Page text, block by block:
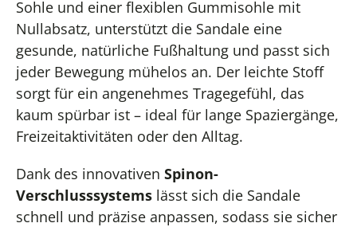
Sohle und einer flexiblen Gummisohle mit
Nullabsatz, unterstützt die Sandale eine
gesunde, natürliche Fußhaltung und passt sich
jeder Bewegung mühelos an. Der leichte Stoff
sorgt für ein angenehmes Tragegefühl, das
kaum spürbar ist – ideal für lange Spaziergänge,
Freizeitaktivitäten oder den Alltag.
Dank des innovativen Spinon-
Verschlusssystems lässt sich die Sandale
schnell und präzise anpassen, sodass sie sicher